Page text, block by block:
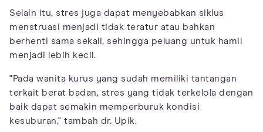
Selain itu, stres juga dapat menyebabkan siklus
menstruasi menjadi tidak teratur atau bahkan
berhenti sama sekali, sehingga peluang untuk hamil
menjadi lebih kecil.
"Pada wanita kurus yang sudah memiliki tantangan
terkait berat badan, stres yang tidak terkelola dengan
baik dapat semakin memperburuk kondisi
kesuburan," tambah dr. Upik.